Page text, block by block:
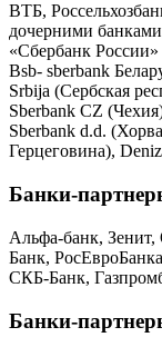
ВТБ,
дочерними
«Сбербанк
Bsb- sberbank
Srbija (Сербская
Sberbank CZ
Sberbank d.d.
Герцеговина),
Банки-
Альфа-банк,
Банк,
СКБ-Банк,
Банки-